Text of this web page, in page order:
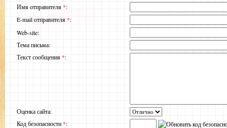
Имя отправителя *:
E-mail отправителя *:
Web-site:
Тема письма:
Текст сообщения *:
Оценка сайта:
Код безопасности*: